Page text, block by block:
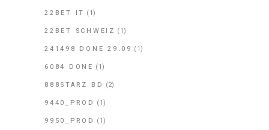
22BET IT (1)
22BET SCHWEIZ (1)
241498 DONE 29.09 (1)
6084 DONE (1)
888STARZ BD (2)
9440_PROD (1)
9950_PROD (1)